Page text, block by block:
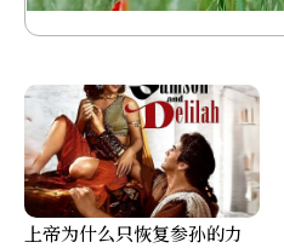
上帝为什么只恢复参孙的力